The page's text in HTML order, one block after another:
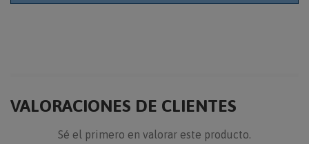
VALORACIONES DE CLIENTES
Sé el primero en valorar este producto.